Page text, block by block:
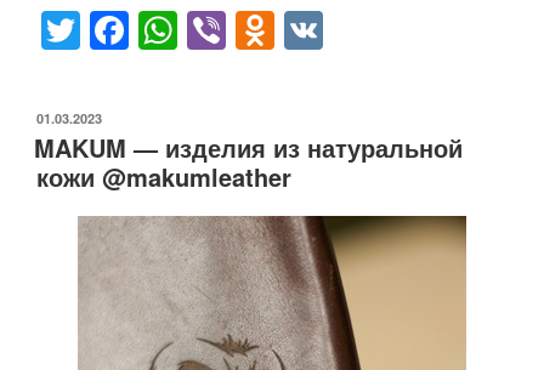
T
wi
tt
er
F
a
e
b
o
o
k
W
h
s
A
p
p
Vi
b
O
d
o
kl
a
ss
ni
ki
ОПУБЛИКОВАНО
01.03.2023
MAKUM — изделия из натуральной
кожи @makumleather